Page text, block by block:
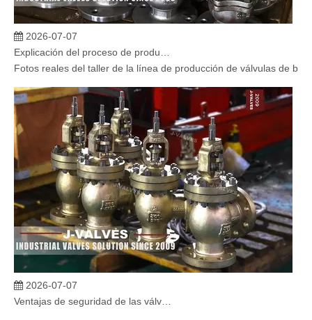
Fotos reales del taller de la línea de producción de válvulas de
En sistemas industriales críticos, la confiabilidad de las válvulas